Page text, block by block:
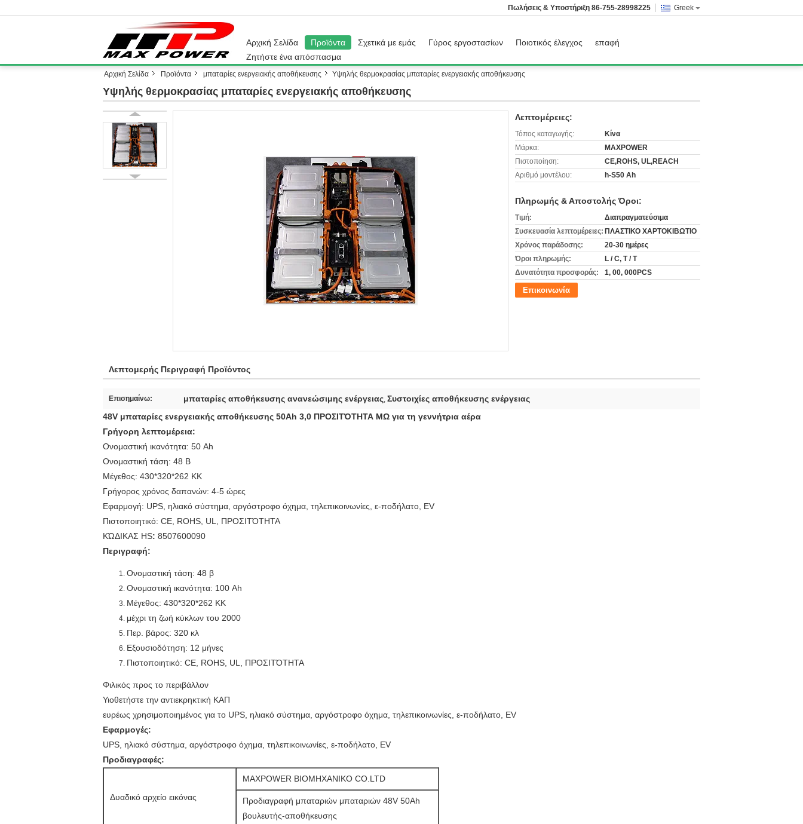
Greek
Πωλήσεις & Υποστήριξη 86-755-28998225
Αρχική Σελίδα Προϊόντα Σχετικά με εμάς Γύρος εργοστασίων Ποιοτικός έλεγχος
επαφή
Ζητήστε ένα απόσπασμα
Αρχική Σελίδα Προϊόντα μπαταρίες ενεργειακής αποθήκευσης Υψηλής θερμοκρασίας μπαταρίες ενεργειακής αποθήκευσης
Υψηλής θερμοκρασίας μπαταρίες ενεργειακής αποθήκευσης
Λεπτομέρειες:
Τόπος καταγωγής:
Κίνα
Μάρκα:
MAXPOWER
Πιστοποίηση:
CE,ROHS, UL,REACH
Αριθμό μοντέλου:
h-S50 Ah
Πληρωμής & Αποστολής Όροι:
Τιμή:
Διαπραγματεύσιμα
Συσκευασία λεπτομέρειες: ΠΛΑΣΤΙΚΟ ΧΑΡΤΟΚΙΒΩΤΙΟ
Χρόνος παράδοσης:
20-30 ημέρες
Όροι πληρωμής:
L / C, T / T
Δυνατότητα προσφοράς:
1, 00, 000PCS
Επικοινωνία
Λεπτομερής Περιγραφή Προϊόντος
Επισημαίνω: μπαταρίες αποθήκευσης ανανεώσιμης ενέργειας, Συστοιχίες αποθήκευσης ενέργειας
48V μπαταρίες ενεργειακής αποθήκευσης 50Ah 3,0 ΠΡΟΣΙΤΌΤΗΤΑ MΩ για τη γεννήτρια αέρα
Γρήγορη λεπτομέρεια:
Ονομαστική ικανότητα: 50 Ah
Ονομαστική τάση: 48 Β
Μέγεθος: 430*320*262 ΚΚ
Γρήγορος χρόνος δαπανών: 4-5 ώρες
Εφαρμογή: UPS, ηλιακό σύστημα, αργόστροφο όχημα, τηλεπικοινωνίες, ε-ποδήλατο, EV
Πιστοποιητικό: CE, ROHS, UL, ΠΡΟΣΙΤΌΤΗΤΑ
ΚΏΔΙΚΑΣ HS: 8507600090
Περιγραφή:
Ονομαστική τάση: 48 β
Ονομαστική ικανότητα: 100 Ah
Μέγεθος: 430*320*262 ΚΚ
μέχρι τη ζωή κύκλων του 2000
Περ. βάρος: 320 κλ
Εξουσιοδότηση: 12 μήνες
Πιστοποιητικό: CE, ROHS, UL, ΠΡΟΣΙΤΌΤΗΤΑ
Φιλικός προς το περιβάλλον
Υιοθετήστε την αντιεκρηκτική ΚΑΠ
ευρέως χρησιμοποιημένος για το UPS, ηλιακό σύστημα, αργόστροφο όχημα, τηλεπικοινωνίες, ε-ποδήλατο, EV
Εφαρμογές:
UPS, ηλιακό σύστημα, αργόστροφο όχημα, τηλεπικοινωνίες, ε-ποδήλατο, EV
Προδιαγραφές:
Δυαδικό αρχείο εικόνας
MAXPOWER ΒΙΟΜΗΧΑΝΙΚΟ CO.LTD
Προδιαγραφή μπαταριών μπαταριών 48V 50Ah
βουλευτής-αποθήκευσης